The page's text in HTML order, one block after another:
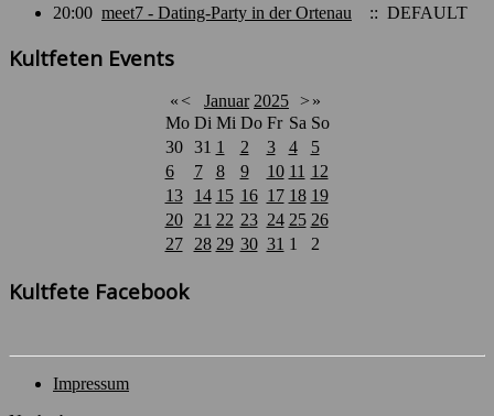
20:00 meet7 - Dating-Party in der Ortenau :: DEFAULT
Kultfeten Events
« < Januar 2025 > »
Mo Di Mi Do Fr Sa So
30
31 1 2 3 4
5
6
7 8 9 10 11 12
13
14 15 16 17 18 19
20
21 22 23 24 25 26
27
28 29 30 31 1 2
Kultfete Facebook
Impressum